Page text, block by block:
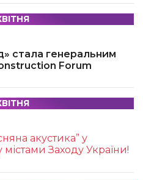
стала генеральним
Forum
акустика” у
Заходу України!